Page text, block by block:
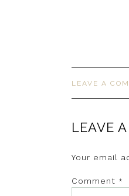
LEAVE A
LEAVE
Your email
Comment *